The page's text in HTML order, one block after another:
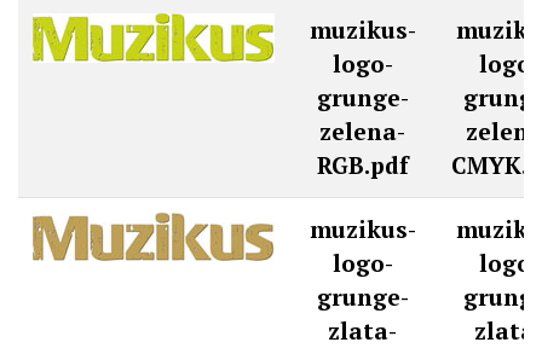
muzikus-
logo-
grunge-
zelena-
RGB.pdf
logo-
muzikus-
logo-
grunge-
zlata-
logo-
zlata-